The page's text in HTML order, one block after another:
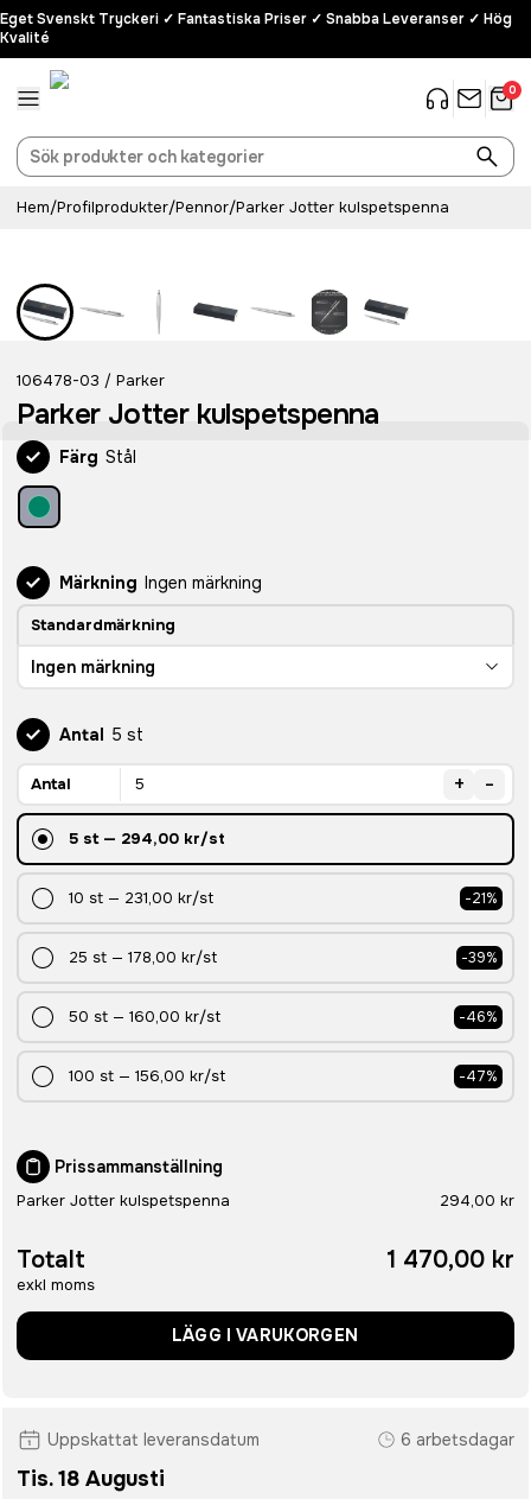
Eget Svenskt Tryckeri ✓ Fantastiska Priser ✓ Snabba Leveranser ✓ Hög
Kvalité
0
Hem/Profilprodukter/Pennor/Parker Jotter kulspetspenna
106478-03 / Parker
Parker Jotter kulspetspenna
Färg Stål
Märkning Ingen märkning
Standardmärkning
Ingen märkning
Antal 5 st
Antal + -
5 st— 294,00 kr/st
10 st — 231,00 kr/st -21%
25 st — 178,00 kr/st -39%
50 st — 160,00 kr/st -46%
100 st — 156,00 kr/st -47%
Prissammanställning
Parker Jotter kulspetspenna 294,00 kr
Totalt
exkl moms
1 470,00 kr
LÄGG I VARUKORGEN
Uppskattat leveransdatum 6 arbetsdagar
Tis. 18 Augusti